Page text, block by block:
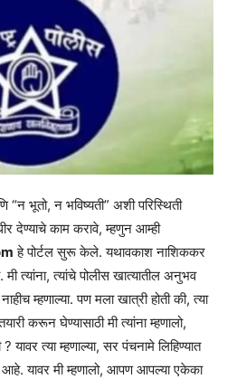
भूतो, न भविष्यती” अशी परिस्थिती
देण्याचे काम करावे, म्हणुन आम्ही
हे पोर्टल सुरू केले. यथावकाश नाशिककर
त्यांना, त्यांचे पोलीस खात्यातील अनुभव
म्हणाल्या. पण मला खात्री होती की, त्या
करून घेण्यासाठी मी त्यांना म्हणालो,
? यावर त्या म्हणाल्या, सर पंचनामे लिहिण्यात
यावर मी म्हणालो, आपण आपल्या एकेका